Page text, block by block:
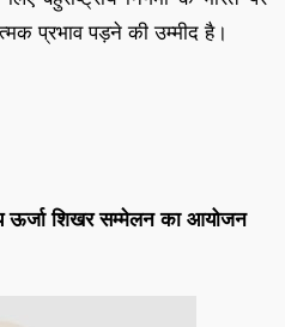
प्रभाव पड़ने की उम्मीद है।
ऊर्जा शिखर सम्मेलन का आयोजन